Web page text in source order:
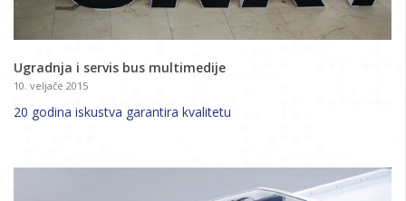
Ugradnja i servis bus multimedije
10. veljače 2015
20 godina iskustva garantira kvalitetu